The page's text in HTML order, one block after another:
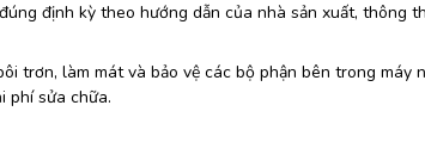
định kỳ theo hướng dẫn của nhà sản xuất, thông
trơn, làm mát và bảo vệ các bộ phận bên trong máy
phí sửa chữa.